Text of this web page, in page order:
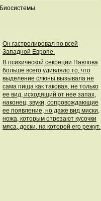
Биосистемы
Он гастролировал по всей
Западной Европе.
В психической секреции Павлова
больше всего удивляло то, что
выделение слюны вызывала не
сама пища как таковая, не только
ее вид, исходящий от нее запах,
наконец, звуки, сопровождающие
ее появление, но даже вид миски,
ножа, которым отрезают кусочки
мяса, доски, на которой его режут.